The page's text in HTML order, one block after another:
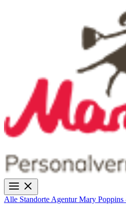
Alle Standorte Agentur Mary Poppins